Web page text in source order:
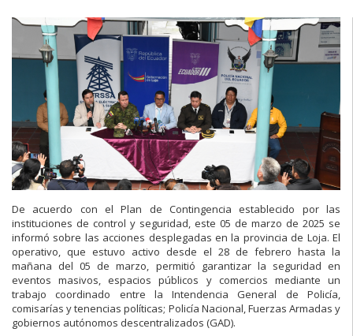
De acuerdo con el Plan de Contingencia establecido por las
instituciones de control y seguridad, este 05 de marzo de 2025 se
informó sobre las acciones desplegadas en la provincia de Loja. El
operativo, que estuvo activo desde el 28 de febrero hasta la
mañana del 05 de marzo, permitió garantizar la seguridad en
eventos masivos, espacios públicos y comercios mediante un
trabajo coordinado entre la Intendencia General de Policía,
comisarías y tenencias políticas; Policía Nacional, Fuerzas Armadas y
gobiernos autónomos descentralizados (GAD).